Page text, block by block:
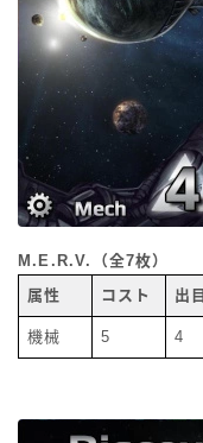
M.E.R.V.（全7枚）
属性
コスト 出目
機械 5 4